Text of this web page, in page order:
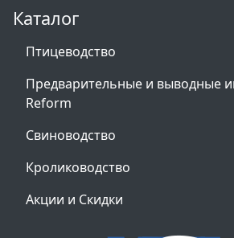
Каталог
Птицеводство
Предварительные и выводные
Reform
Свиноводство
Кролиководство
Акции и Скидки